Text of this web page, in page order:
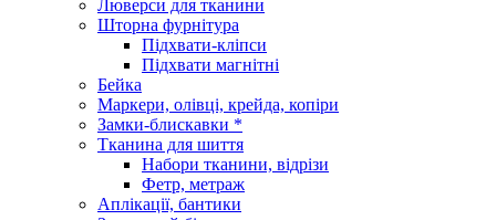
Люверси для тканини
Шторна фурнітура
Підхвати-кліпси
Підхвати магнітні
Бейка
Маркери, олівці, крейда, копіри
Замки-блискавки *
Тканина для шиття
Набори тканини, відрізи
Фетр, метраж
Аплікації, бантики